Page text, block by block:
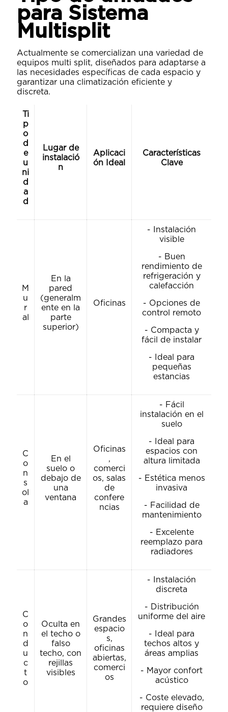
para Sistema
Multisplit
Actualmente se comercializan una variedad de
equipos multi split, diseñados para adaptarse a
las necesidades específicas de cada espacio y
garantizar una climatización eficiente y
discreta.
Ti
p
o
d
e
u
ni
d
a
d
Lugar de
instalació
n
Aplicaci
ón Ideal
Características
Clave
M
u
r
al
En la
pared
(generalm
ente en la
parte
superior)
Oficinas
- Instalación
visible
- Buen
rendimiento de
refrigeración y
calefacción
- Opciones de
control remoto
- Compacta y
fácil de instalar
- Ideal para
pequeñas
estancias
C
o
n
s
ol
a
En el
suelo o
debajo de
una
ventana
Oficinas
,
comerci
os, salas
de
confere
ncias
- Fácil
instalación en el
suelo
- Ideal para
espacios con
altura limitada
- Estética menos
invasiva
- Facilidad de
mantenimiento
- Excelente
reemplazo para
radiadores
C
o
n
d
u
c
t
o
Oculta en
el techo o
falso
techo, con
rejillas
visibles
Grandes
espacio
s,
oficinas
abiertas,
comerci
os
- Instalación
discreta
- Distribución
uniforme del aire
- Ideal para
techos altos y
áreas amplias
- Mayor confort
acústico
- Coste elevado,
requiere diseño